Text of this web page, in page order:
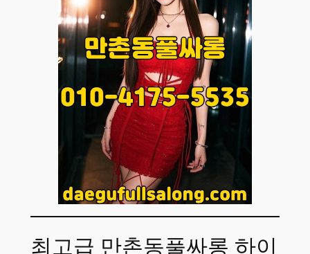
최고급 만촌동풀싸롱 하이